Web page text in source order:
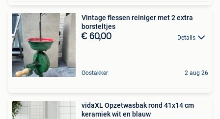
Vintage flessen reiniger met 2 extra
borsteltjes
€ 60,00 Details
Oostakker 2 aug 26
vidaXL Opzetwasbak rond 41x14 cm
keramiek wit en blauw